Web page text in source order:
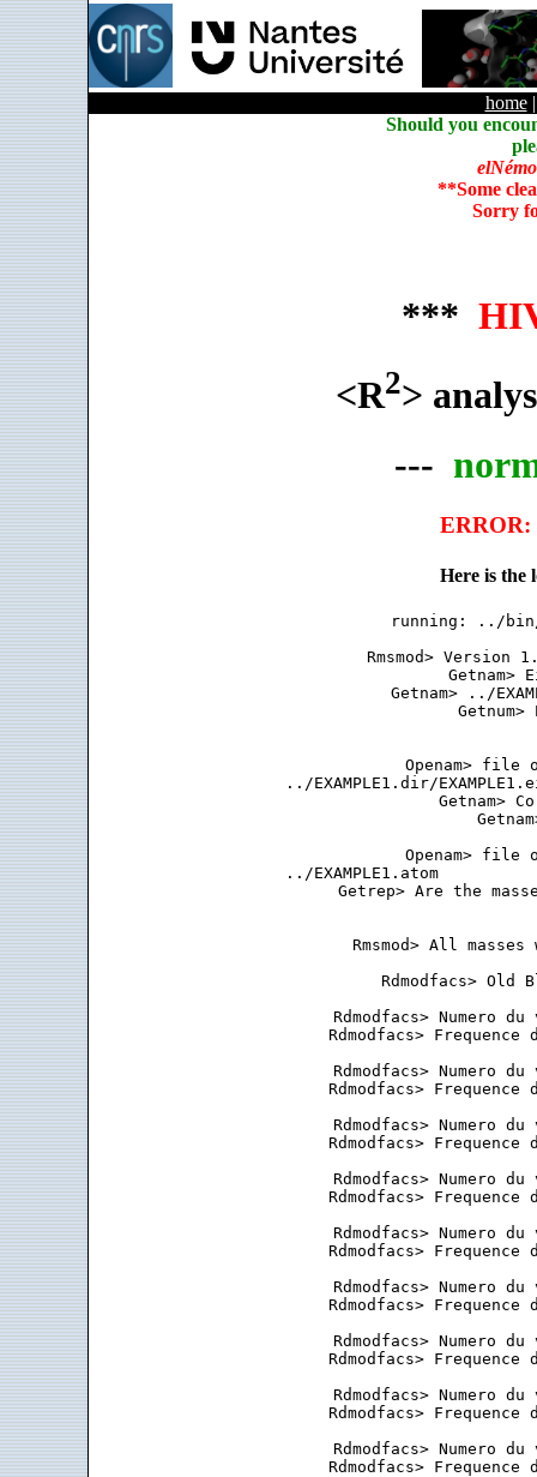
home
Should you
elNémo
**Some
Sorry
***
<R2>
---
ERROR:
Here is the
running: ../bin/
Rmsmod>
Getnam>
Getnam> ../
Openam>
../
Getnam>
Openam>
../
Getrep> Are the
Rmsmod> All
Rdmodfacs>
Rdmodfacs> Numero
Rdmodfacs>
Rdmodfacs> Numero
Rdmodfacs>
Rdmodfacs> Numero
Rdmodfacs>
Rdmodfacs> Numero
Rdmodfacs>
Rdmodfacs> Numero
Rdmodfacs>
Rdmodfacs> Numero
Rdmodfacs>
Rdmodfacs> Numero
Rdmodfacs>
Rdmodfacs> Numero
Rdmodfacs>
Rdmodfacs> Numero
Rdmodfacs>